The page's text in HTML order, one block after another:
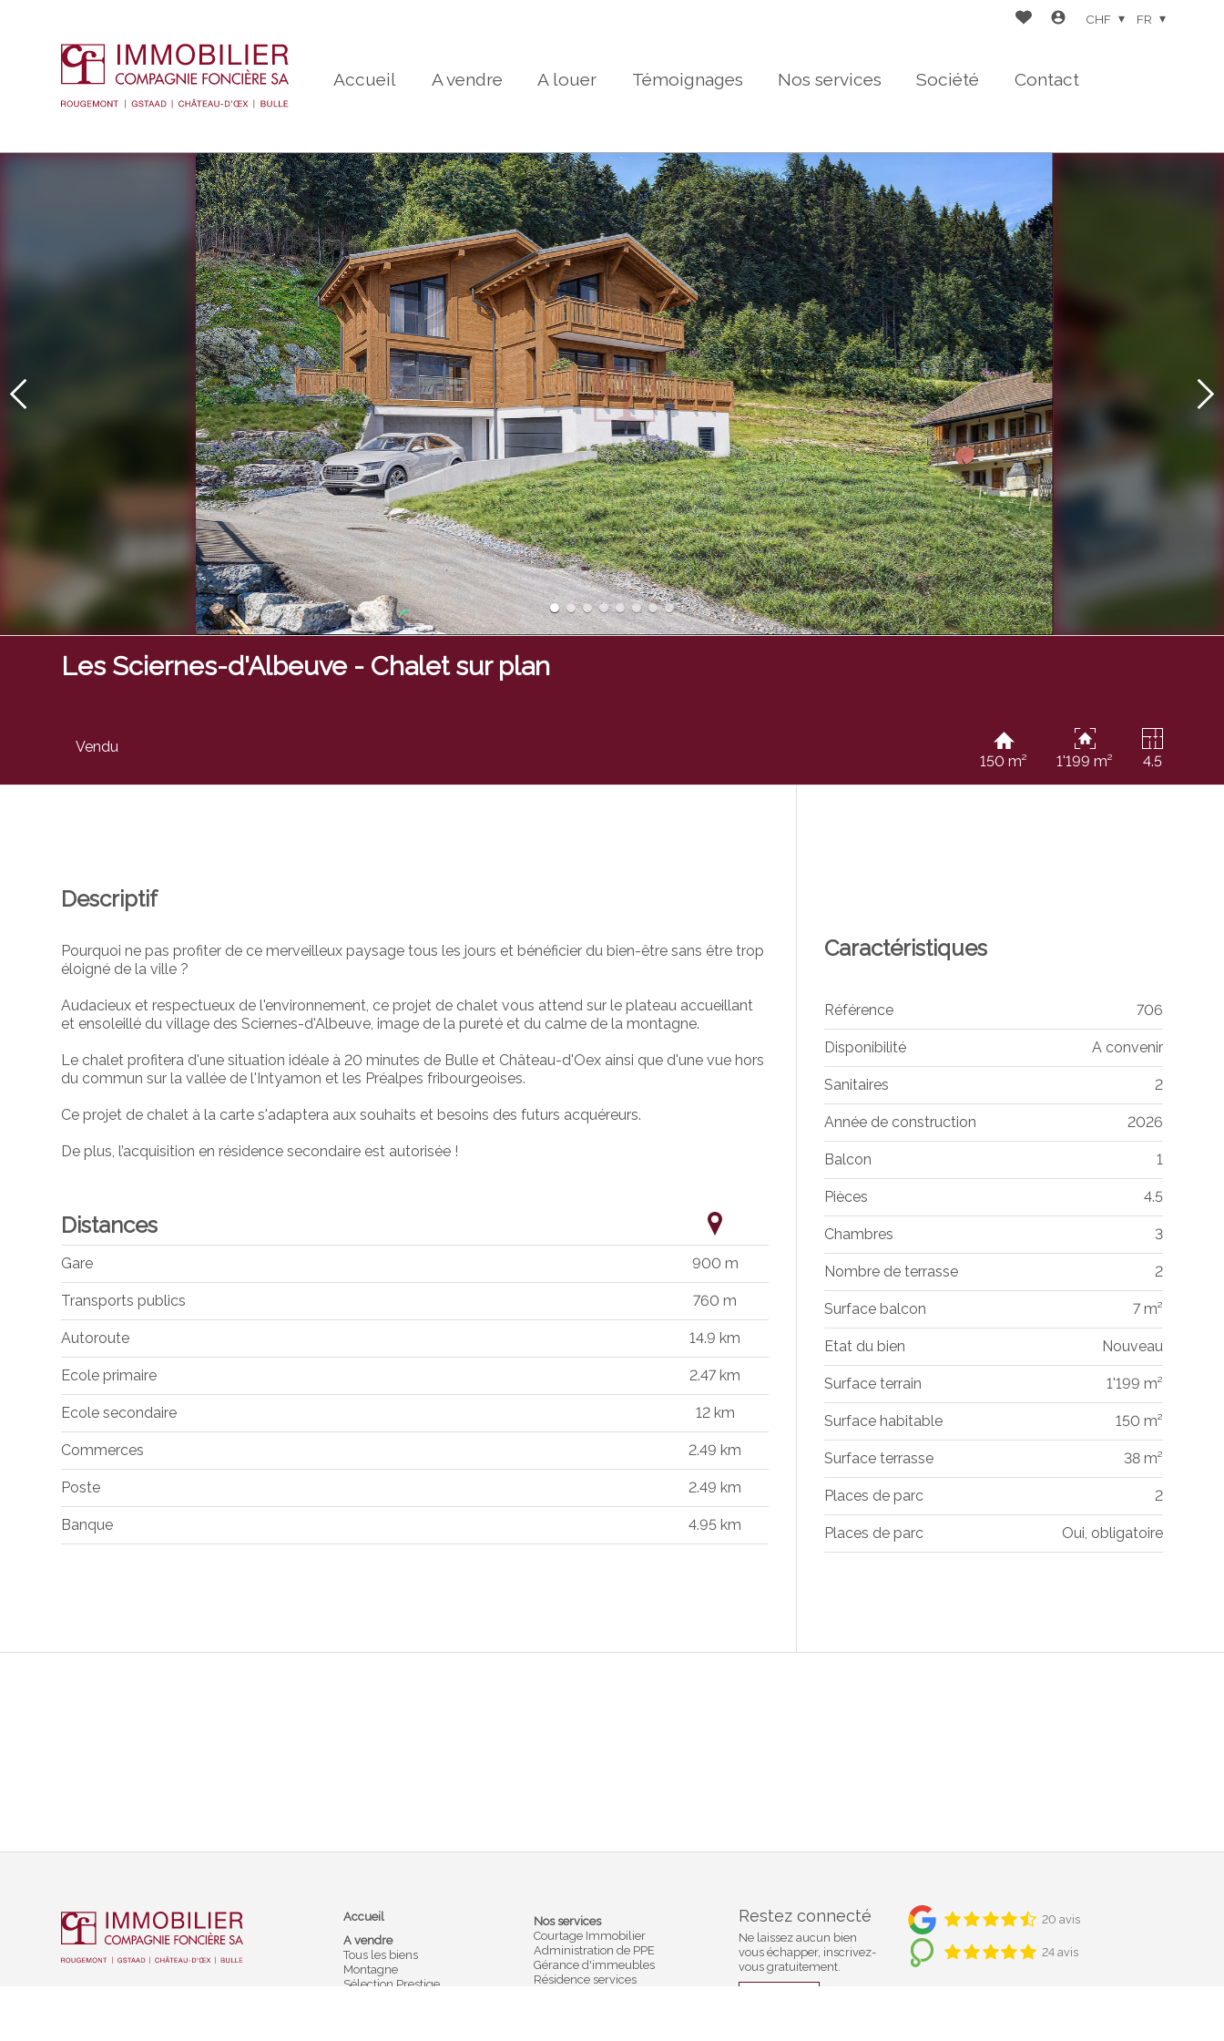
Accueil A vendre A louer Témoignages Nos services Société Contact
CHF FR
Les Sciernes-d'Albeuve - Chalet sur plan
Vendu
150 m²
1'199 m² 4.5
Descriptif
Pourquoi ne pas profiter de ce merveilleux paysage tous les jours et bénéficier du bien-être sans être trop
éloigné de la ville ?
Audacieux et respectueux de l'environnement, ce projet de chalet vous attend sur le plateau accueillant
et ensoleillé du village des Sciernes-d'Albeuve, image de la pureté et du calme de la montagne.
Le chalet profitera d'une situation idéale à 20 minutes de Bulle et Château-d'Oex ainsi que d'une vue hors
du commun sur la vallée de l'Intyamon et les Préalpes fribourgeoises.
Ce projet de chalet à la carte s'adaptera aux souhaits et besoins des futurs acquéreurs.
De plus, l’acquisition en résidence secondaire est autorisée !
Distances
Gare 900 m
Transports publics 760 m
Autoroute 14.9 km
Ecole primaire 2.47 km
Ecole secondaire 12 km
Commerces 2.49 km
Poste 2.49 km
Banque 4.95 km
Caractéristiques
Référence 706
Disponibilité A convenir
Sanitaires 2
Année de construction 2026
Balcon 1
Pièces 4.5
Chambres 3
Nombre de terrasse 2
Surface balcon 7 m²
Etat du bien Nouveau
Surface terrain 1'199 m²
Surface habitable 150 m²
Surface terrasse 38 m²
Places de parc 2
Places de parc Oui, obligatoire
Accueil
A vendre
Tous les biens
Montagne
Sélection Prestige
Nos services
Courtage Immobilier
Administration de PPE
Gérance d'immeubles
Résidence services
Restez connecté
Ne laissez aucun bien
vous échapper, inscrivez-
vous gratuitement.
20 avis
24 avis